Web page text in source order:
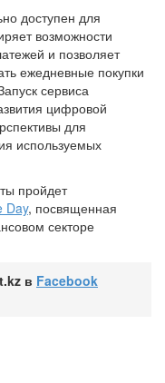
доступен для
возможности
и позволяет
ежедневные покупки
сервиса
цифровой
для
используемых
пройдет
Day, посвященная
секторе
в Facebook